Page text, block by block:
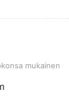
mukainen, Väri:
mukainen